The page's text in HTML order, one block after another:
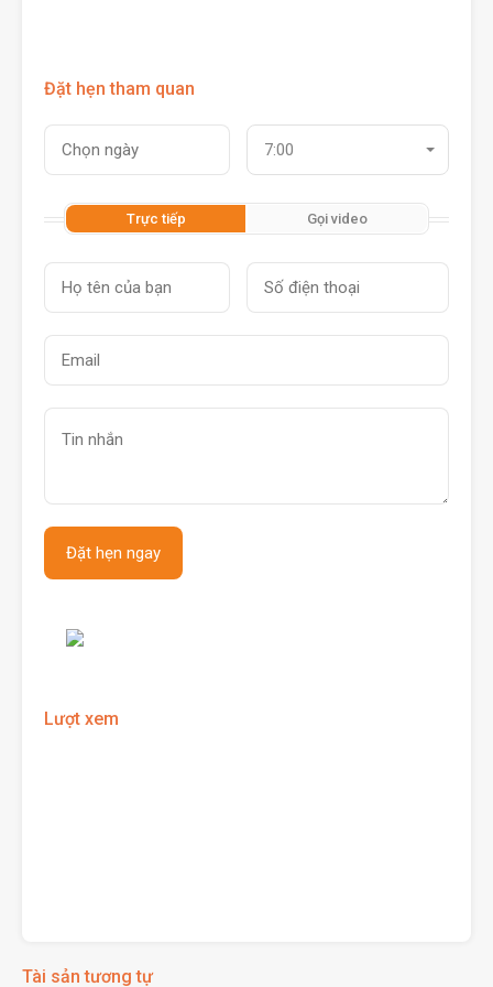
Đặt hẹn tham quan
7:00
Trực tiếp Gọi video
Lượt xem
Tài sản tương tự